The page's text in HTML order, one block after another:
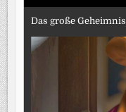
Das große Geheimnis